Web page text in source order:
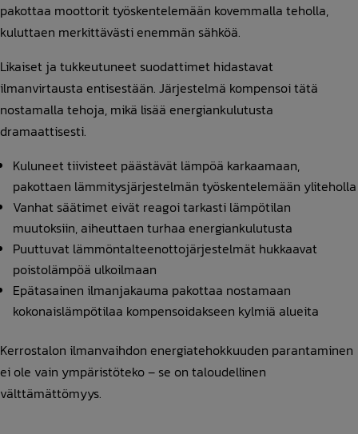
pakottaa moottorit työskentelemään kovemmalla teholla,
kuluttaen merkittävästi enemmän sähköä.
Likaiset ja tukkeutuneet suodattimet hidastavat
ilmanvirtausta entisestään. Järjestelmä kompensoi tätä
nostamalla tehoja, mikä lisää energiankulutusta
dramaattisesti.
Kuluneet tiivisteet päästävät lämpöä karkaamaan,
pakottaen lämmitysjärjestelmän työskentelemään yliteholla
Vanhat säätimet eivät reagoi tarkasti lämpötilan
muutoksiin, aiheuttaen turhaa energiankulutusta
Puuttuvat lämmöntalteenottojärjestelmät hukkaavat
poistolämpöä ulkoilmaan
Epätasainen ilmanjakauma pakottaa nostamaan
kokonaislämpötilaa kompensoidakseen kylmiä alueita
Kerrostalon ilmanvaihdon energiatehokkuuden parantaminen
ei ole vain ympäristöteko – se on taloudellinen
välttämättömyys.